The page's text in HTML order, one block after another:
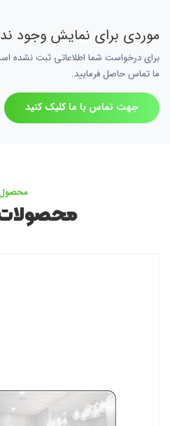
موردی برای نمایش وجود
برای درخواست شما اطلاعاتی ثبت نشده
ما تماس حاصل فرمایید.
جهت تماس با ما کلیک کنید